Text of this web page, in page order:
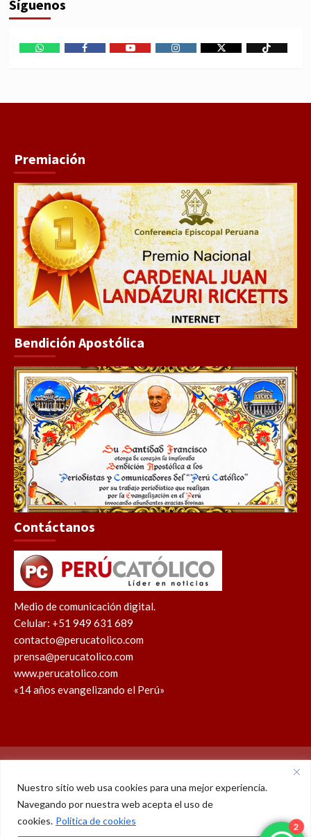
Nuestro sitio web usa cookies para una mejor experiencia.
Navegando por nuestra web acepta el uso de
cookies. Política de cookies
Síguenos
Premiación
Bendición Apostólica
Contáctanos
Medio de comunicación digital.
Celular: +51 949 631 689
contacto@perucatolico.com
prensa@perucatolico.com
www.perucatolico.com
«14 años evangelizando el Perú»
WhatsAppFacebookYoutubeInstagram
X
2